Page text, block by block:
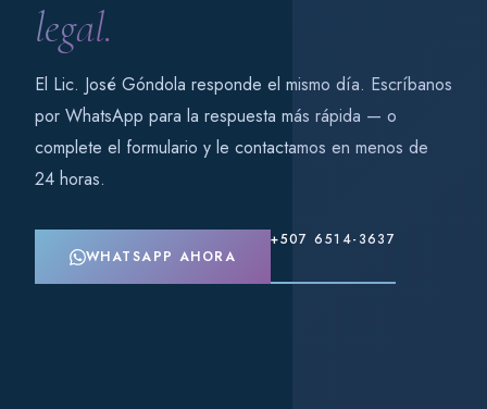
legal.
El Lic. José Góndola responde el mismo día. Escríbanos
por WhatsApp para la respuesta más rápida — o
complete el formulario y le contactamos en menos de
24 horas.
WHATSAPP AHORA
+507 6514-3637